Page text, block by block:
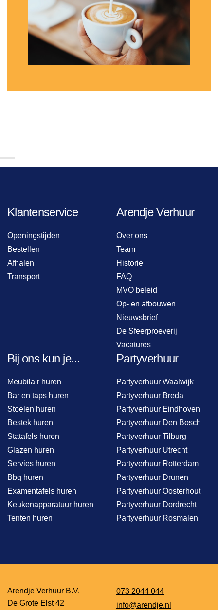
Klantenservice
Openingstijden
Bestellen
Afhalen
Transport
Arendje Verhuur
Over ons
Team
Historie
FAQ
MVO beleid
Op- en afbouwen
Nieuwsbrief
De Sfeerproeverij
Vacatures
Bij ons kun je...
Meubilair huren
Bar en taps huren
Stoelen huren
Bestek huren
Statafels huren
Glazen huren
Servies huren
Bbq huren
Examentafels huren
Keukenapparatuur huren
Tenten huren
Partyverhuur
Partyverhuur Waalwijk
Partyverhuur Breda
Partyverhuur Eindhoven
Partyverhuur Den Bosch
Partyverhuur Tilburg
Partyverhuur Utrecht
Partyverhuur Rotterdam
Partyverhuur Drunen
Partyverhuur Oosterhout
Partyverhuur Dordrecht
Partyverhuur Rosmalen
Arendje Verhuur B.V.
De Grote Elst 42
073 2044 044
info@arendje.nl